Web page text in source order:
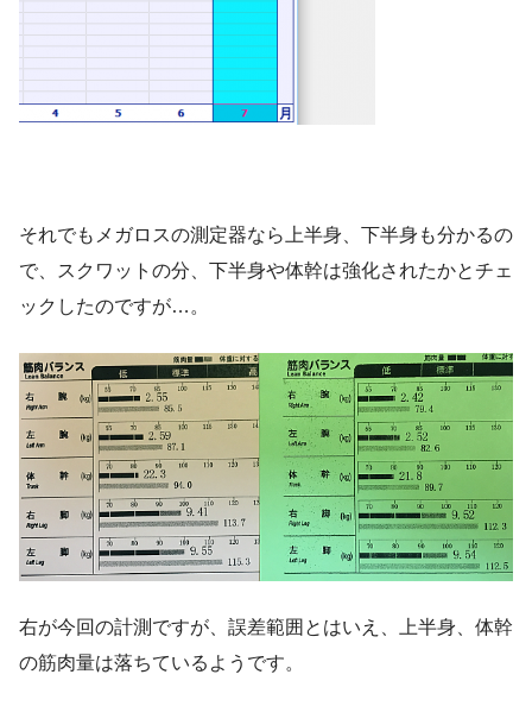
それでもメガロスの測定器なら上半身、下半身も分かるの
で、スクワットの分、下半身や体幹は強化されたかとチェ
ックしたのですが…。
右が今回の計測ですが、誤差範囲とはいえ、上半身、体幹
の筋肉量は落ちているようです。